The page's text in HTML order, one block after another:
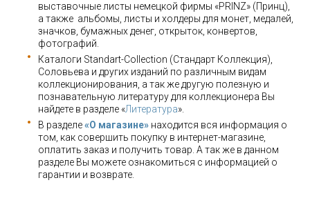
выставочные листы немецкой фирмы «PRINZ» (Принц),
а также альбомы, листы и холдеры для монет, медалей,
значков, бумажных денег, открыток, конвертов,
фотографий.
Каталоги Standart-Collection (Стандарт Коллекция),
Соловьева и других изданий по различным видам
коллекционирования, а так же другую полезную и
познавательную литературу для коллекционера Вы
найдете в разделе «Литература».
В разделе«О магазине» находится вся информация о
том, как совершить покупку в интернет-магазине,
оплатить заказ и получить товар. А так же в данном
разделе Вы можете ознакомиться с информацией о
гарантии и возврате.